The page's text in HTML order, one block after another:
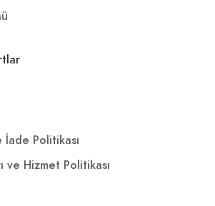
Politikası
ve Hizmet Politikası